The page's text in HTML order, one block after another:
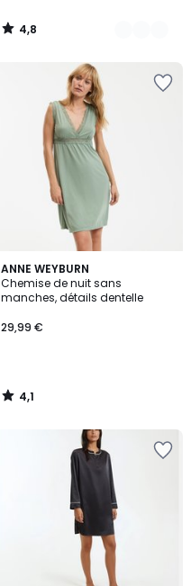
4,8
/
ANNE WEYBURN
Chemise de nuit sans
manches, détails dentelle
29,99 €
4,1
/ 5
4,1
/